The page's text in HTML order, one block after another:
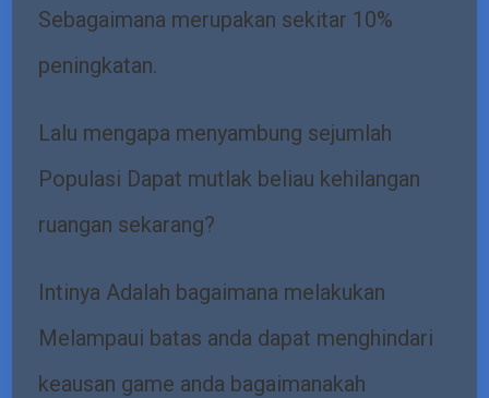
Sebagaimana merupakan sekitar 10%
peningkatan.
Lalu mengapa menyambung sejumlah
Populasi Dapat mutlak beliau kehilangan
ruangan sekarang?
Intinya Adalah bagaimana melakukan
Melampaui batas anda dapat menghindari
keausan game anda bagaimanakah